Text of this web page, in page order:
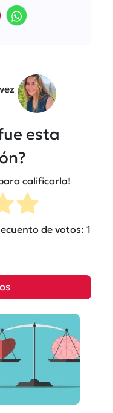
esta
calificarla!
de votos: 1